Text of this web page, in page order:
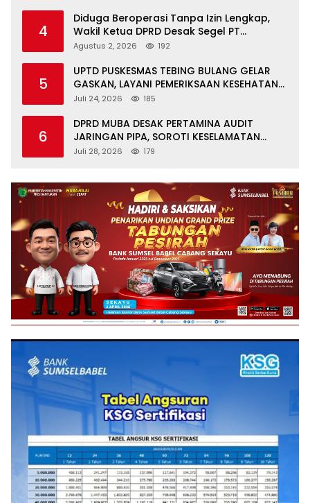
4
Diduga Beroperasi Tanpa Izin Lengkap,
Wakil Ketua DPRD Desak Segel PT
Aburahmi
Agustus 2, 2026 192
5
UPTD PUSKESMAS TEBING BULANG GELAR
GASKAN, LAYANI PEMERIKSAAN KESEHATAN
GRATIS UNTUK ASN DI SUNGAI KERUH
Juli 24, 2026 185
6
DPRD MUBA DESAK PERTAMINA AUDIT
JARINGAN PIPA, SOROTI KESELAMATAN
WARGA JIRAK
Juli 28, 2026 179